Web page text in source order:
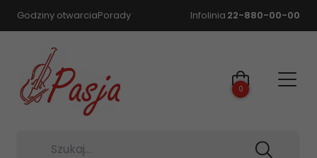
Godziny otwarciaPorady Infolinia 22-880-00-00
Szukaj...
0